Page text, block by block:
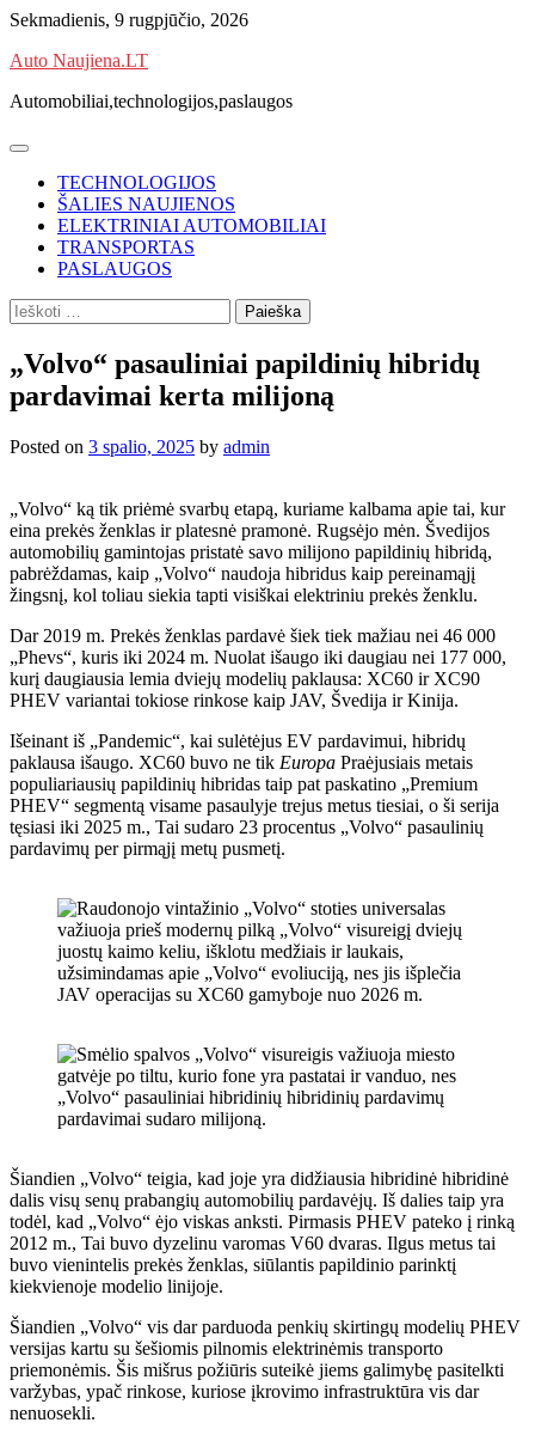
Skip
content
Sekmadienis, 9 rugpjūčio, 2026
Auto Naujiena.LT
Automobiliai,technologijos,paslaugos
TECHNOLOGIJOS
ŠALIES NAUJIENOS
ELEKTRINIAI AUTOMOBILIAI
TRANSPORTAS
PASLAUGOS
Ieškoti:
„Volvo“ pasauliniai papildinių hibridų
pardavimai kerta milijoną
Posted on 3 spalio, 2025 by admin
„Volvo“ ką tik priėmė svarbų etapą, kuriame kalbama apie tai, kur
eina prekės ženklas ir platesnė pramonė. Rugsėjo mėn. Švedijos
automobilių gamintojas pristatė savo milijono papildinių hibridą,
pabrėždamas, kaip „Volvo“ naudoja hibridus kaip pereinamąjį
žingsnį, kol toliau siekia tapti visiškai elektriniu prekės ženklu.
Dar 2019 m. Prekės ženklas pardavė šiek tiek mažiau nei 46 000
„Phevs“, kuris iki 2024 m. Nuolat išaugo iki daugiau nei 177 000,
kurį daugiausia lemia dviejų modelių paklausa: XC60 ir XC90
PHEV variantai tokiose rinkose kaip JAV, Švedija ir Kinija.
Išeinant iš „Pandemic“, kai sulėtėjus EV pardavimui, hibridų
paklausa išaugo. XC60 buvo ne tik Europa Praėjusiais metais
populiariausių papildinių hibridas taip pat paskatino „Premium
PHEV“ segmentą visame pasaulyje trejus metus tiesiai, o ši serija
tęsiasi iki 2025 m., Tai sudaro 23 procentus „Volvo“ pasaulinių
pardavimų per pirmąjį metų pusmetį.
Šiandien „Volvo“ teigia, kad joje yra didžiausia hibridinė hibridinė
dalis visų senų prabangių automobilių pardavėjų. Iš dalies taip yra
todėl, kad „Volvo“ ėjo viskas anksti. Pirmasis PHEV pateko į rinką
2012 m., Tai buvo dyzelinu varomas V60 dvaras. Ilgus metus tai
buvo vienintelis prekės ženklas, siūlantis papildinio parinktį
kiekvienoje modelio linijoje.
Šiandien „Volvo“ vis dar parduoda penkių skirtingų modelių PHEV
versijas kartu su šešiomis pilnomis elektrinėmis transporto
priemonėmis. Šis mišrus požiūris suteikė jiems galimybę pasitelkti
varžybas, ypač rinkose, kuriose įkrovimo infrastruktūra vis dar
nenuosekli.